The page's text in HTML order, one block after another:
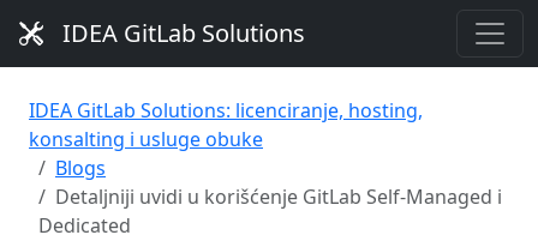
IDEA GitLab Solutions
IDEA GitLab Solutions: licenciranje, hosting,
konsalting i usluge obuke
Blogs
Detaljniji uvidi u korišćenje GitLab Self-Managed i
Dedicated